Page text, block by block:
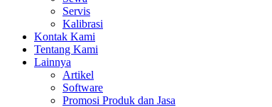
Servis
Kalibrasi
Kontak Kami
Tentang Kami
Lainnya
Artikel
Software
Promosi Produk dan Jasa